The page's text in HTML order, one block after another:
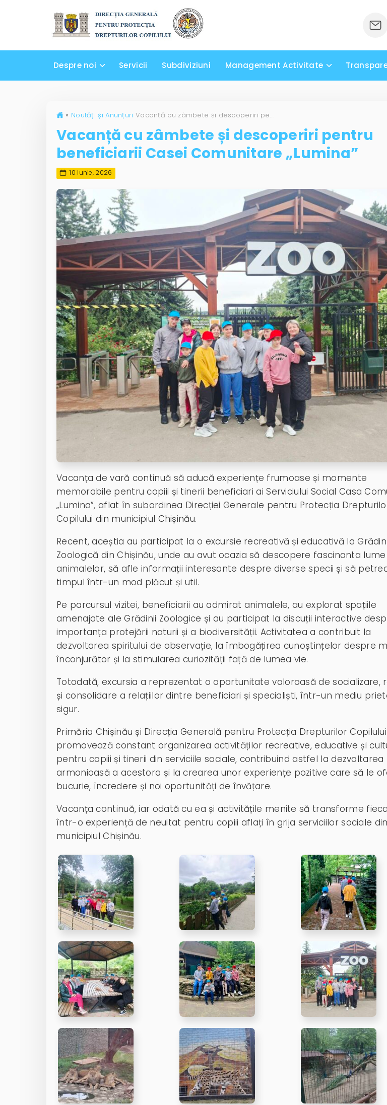
Despre noi Servicii Subdiviziuni Management Activitate
» Noutăți și Anunțuri Vacanță cu zâmbete și descoperiri pentru beneficiarii Casei Comunitare „Lumina”
Vacanță cu zâmbete și descoperiri pentru
beneficiarii Casei Comunitare „Lumina”
10 Iunie, 2026
Vacanța de vară continuă să aducă experiențe frumoase și momente
memorabile pentru copiii și tinerii beneficiari ai Serviciului Social Casa
„Lumina”, aflat în subordinea Direcției Generale pentru Protecția
Copilului din municipiul Chișinău.
Recent, aceștia au participat la o excursie recreativă și educativă la
Zoologică din Chișinău, unde au avut ocazia să descopere fascinanta
animalelor, să afle informații interesante despre diverse specii și să
timpul într-un mod plăcut și util.
Pe parcursul vizitei, beneficiarii au admirat animalele, au explorat spațiile
amenajate ale Grădinii Zoologice și au participat la discuții interactive
importanța protejării naturii și a biodiversității. Activitatea a contribuit la
dezvoltarea spiritului de observație, la îmbogățirea cunoștințelor despre
înconjurător și la stimularea curiozității față de lumea vie.
Totodată, excursia a reprezentat o oportunitate valoroasă de socializare,
și consolidare a relațiilor dintre beneficiari și specialiști, într-un mediu
sigur.
Primăria Chișinău și Direcția Generală pentru Protecția Drepturilor Copilului
promovează constant organizarea activităților recreative, educative și
pentru copiii și tinerii din serviciile sociale, contribuind astfel la dezvoltarea
armonioasă a acestora și la crearea unor experiențe pozitive care să le
bucurie, încredere și noi oportunități de învățare.
Vacanța continuă, iar odată cu ea și activitățile menite să transforme
într-o experiență de neuitat pentru copiii aflați în grija serviciilor sociale din
municipiul Chișinău.